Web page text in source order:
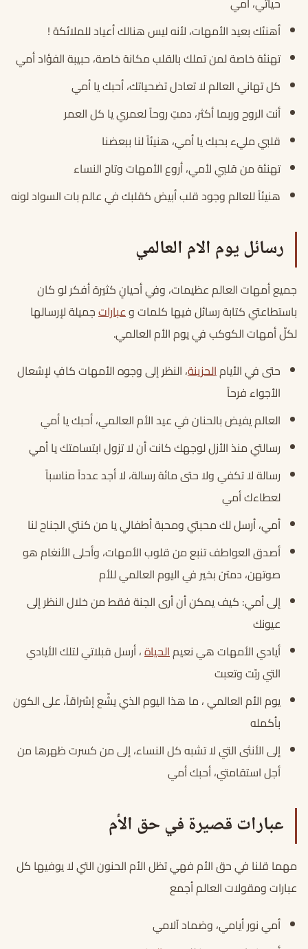
أهنئك بعيد الأمهات، لأنه ليس هنالك أعياد للملائكة !
تهنئة خاصة لمن تملك بالقلب مكانة خاصة، حبيبة الفؤاد أمي
كل تهاني العالم لا تعادل تضحياتك، أحبك يا أمي
أنت الروح وربما أكثر، دمتِ روحاً لعمري يا كل العمر
قلبي مليء بحبك يا أمي، هنيئاً لنا ببعضنا
تهنئة من قلبي لأمي، أروع الأمهات وتاج النساء
هنيئاً للعالم وجود قلب أبيض كقلبك في عالم بات السواد لونه
رسائل يوم الام العالمي
جميع أمهات العالم عظيمات، وفي أحيانٍ كثيرة أفكر لو كان
باستطاعتي كتابة رسائل فيها كلمات وعباراتجميلة لإرسالها
لكلّ أمهات الكوكب في يوم الأم العالمي.
حتى في الأيامالحزينة، النظر إلى وجوه الأمهات كافٍ لإشعال
الأجواء فرحاً
العالم يفيض بالحنان في عيد الأم العالمي، أحبك يا أمي
رسالتي منذ الأزل لوجهك كانت أن لا تزول ابتسامتك يا أمي
رسالة لا تكفي ولا حتى مائة رسالة، لا أجد عدداً مناسباً
لعطاءك أمي
أمي، أرسل لك محبتي ومحبة أطفالي يا من كنتي الجناح لنا
أصدق العواطف تنبع من قلوب الأمهات، وأحلى الأنغام هو
صوتهن، دمتن بخير في اليوم العالمي للأم
إلى أمي: كيف يمكن أن أرى الجنة فقط من خلال النظر إلى
عيونك
أيادي الأمهات هي نعيمالحياة، أرسل قبلاتي لتلك الأيادي
التي ربّت وتعبت
يوم الأم العالمي ، ما هذا اليوم الذي يشّع إشراقاً، على الكون
بأكمله
إلى الأنثى التي لا تشبه كل النساء، إلى من كسرت ظهرها من
أجل استقامتي، أحبك أمي
عبارات قصيرة في حق الأم
مهما قلنا في حق الأم فهي تظل الأم الحنون التي لا يوفيها كل
عبارات ومقولات العالم أجمع
أمي نور أيامي، وضماد آلامي